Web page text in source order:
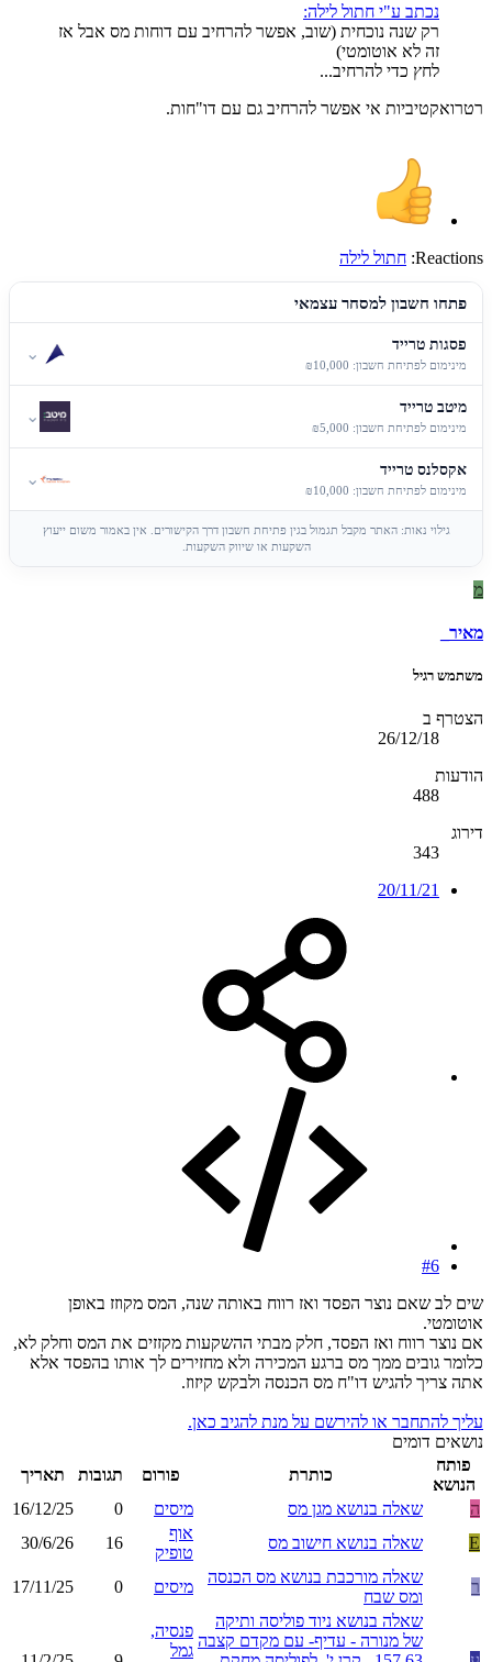
נכתב ע"י חתול לילה:
רק שנה נוכחית (שוב, אפשר להרחיב עם דוחות מס אבל אז
זה לא אוטומטי)
לחץ כדי להרחיב...
רטרואקטיביות אי אפשר להרחיב גם עם דו"חות.
Reactions: חתול לילה
פתחו חשבון למסחר עצמאי
פסגות טרייד
מינימום לפתיחת חשבון: ₪10,000
⌄
מיטב טרייד
מינימום לפתיחת חשבון: ₪5,000
⌄
אקסלנס טרייד
מינימום לפתיחת חשבון: ₪10,000
⌄
גילוי נאות: האתר מקבל תגמול בגין פתיחת חשבון דרך הקישורים. אין באמור משום ייעוץ
השקעות או שיווק השקעות.
מ
מאיר_
משתמש רגיל
הצטרף ב
26/12/18
הודעות
488
דירוג
343
20/11/21
#6
שים לב שאם נוצר הפסד ואז רווח באותה שנה, המס מקוזז באופן
אוטומטי.
אם נוצר רווח ואז הפסד, חלק מבתי ההשקעות מקזזים את המס וחלק לא,
כלומר גובים ממך מס ברגע המכירה ולא מחזירים לך אותו בהפסד אלא
אתה צריך להגיש דו"ח מס הכנסה ולבקש קיזוז.
עליך להתחבר או להירשם על מנת להגיב כאן.
נושאים דומים
פותח
הנושא
כותרת פורום תגובות
תאריך
ה
שאלה בנושא מגן מס מיסים 0
16/12/25
E
שאלה בנושא חישוב מס
אוף
טופיק
16
30/6/26
ר
שאלה מורכבת בנושא מס הכנסה
ומס שבח
מיסים 0
17/11/25
שאלה בנושא ניוד פוליסה ותיקה
של מנורה - עדיף- עם מקדם קצבה
פנסיה,
גמל